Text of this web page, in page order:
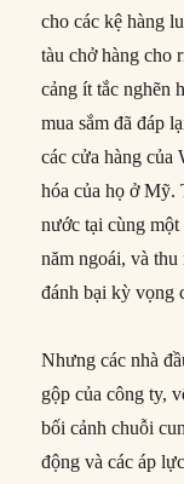
cho các kệ hàng
tàu chở hàng cho
cảng ít tắc nghẽn
mua sắm đã đáp
các cửa hàng của
hóa của họ ở Mỹ.
nước tại cùng
năm ngoái, và
đánh bại kỳ vọng
Nhưng các nhà
gộp của công ty,
bối cảnh chuỗi
động và các áp